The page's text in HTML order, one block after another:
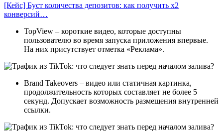
[Кейс] Буст количества депозитов: как получить х2
конверсий…
TopView – короткие видео, которые доступны
пользователю во время запуска приложения впервые.
На них присутствует отметка «Реклама».
Brand Takeovers – видео или статичная картинка,
продолжительность которых составляет не более 5
секунд. Допускает возможность размещения внутренней
ссылки.